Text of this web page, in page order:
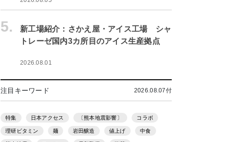
5.
新工場紹介：さかえ屋・アイス工場 シャ
トレーゼ国内3カ所目のアイス生産拠点
2026.08.01
注目キーワード 2026.08.07付
特集 日本アクセス 〔熊本地震影響〕 コラボ
理研ビタミン 麺 岩田醸造 値上げ 中食